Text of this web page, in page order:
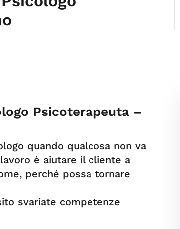
Psicoterapeuta –
quando qualcosa non va
è aiutare il cliente a
perché possa tornare
svariate competenze